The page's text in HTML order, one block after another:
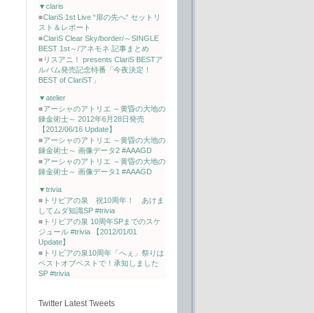
▼claris
■ClariS 1st Live “扉の先へ“ セットリ
スト＆レポート
■ClariS Clear Sky/border/～SINGLE
BEST 1st～/アネモネ 記事まとめ
■ リスアニ！ presents ClariS BESTア
ルバム発売記念特番「今夜決定！
BEST of ClariST」
▼atelier
■アーシャのアトリエ ～黄昏の大地の
錬金術士～ 2012年6月28日発売
【2012/06/16 Update】
■アーシャのアトリエ ～黄昏の大地の
錬金術士～ 画像データ2 #AAAGD
■アーシャのアトリエ ～黄昏の大地の
錬金術士～ 画像データ1 #AAAGD
▼trivia
■ トリビアの泉 祝10周年！ あけま
してムダ知識SP #trivia
■ トリビアの泉 10周年SPまでのスケ
ジュール #trivia 【2012/01/01
Update】
■ トリビアの泉10周年「へぇ」祭りは
ベストオブベストで！承知しました
SP #trivia
Twitter Latest Tweets